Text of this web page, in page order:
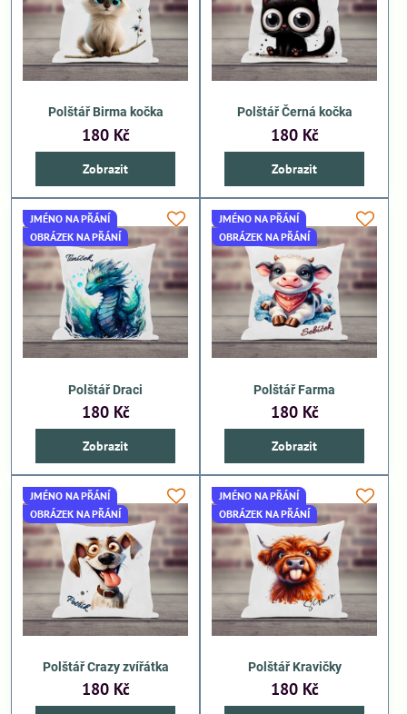
Polštář Birma kočka
180 Kč
Zobrazit
Polštář Černá kočka
180 Kč
Zobrazit
JMÉNO NA PŘÁNÍ
OBRÁZEK NA PŘÁNÍ
Polštář Draci
180 Kč
Zobrazit
JMÉNO NA PŘÁNÍ
OBRÁZEK NA PŘÁNÍ
Polštář Farma
180 Kč
Zobrazit
JMÉNO NA PŘÁNÍ
OBRÁZEK NA PŘÁNÍ
Polštář Crazy zvířátka
180 Kč
JMÉNO NA PŘÁNÍ
OBRÁZEK NA PŘÁNÍ
Polštář Kravičky
180 Kč